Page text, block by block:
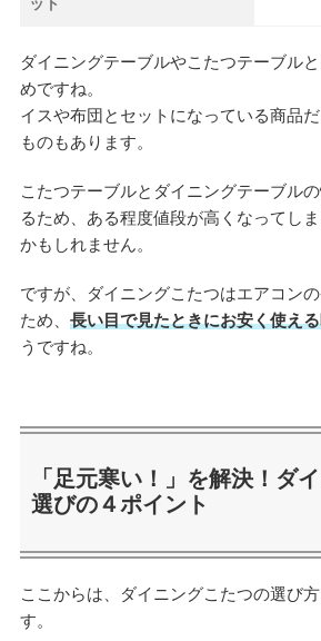
ダイニングテーブルやこたつテーブル
めですね。
イスや布団とセットになっている商品
ものもあります。
こたつテーブルとダイニングテーブル
るため、ある程度値段が高くなってし
かもしれません。
ですが、ダイニングこたつはエアコン
ため、 長い目で見たときにお安く使え
うですね。
「足元寒い！」を解決！ダ
選びの４ポイント
ここからは、ダイニングこたつの選び
す。